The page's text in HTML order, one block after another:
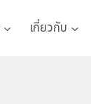
เกี่ยวกับ